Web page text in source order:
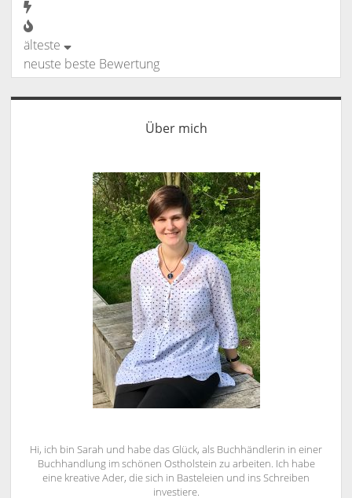
älteste
neuste beste Bewertung
Sidebar
Über mich
Hi, ich bin Sarah und habe das Glück, als Buchhändlerin in einer
Buchhandlung im schönen Ostholstein zu arbeiten. Ich habe
eine kreative Ader, die sich in Basteleien und ins Schreiben
investiere.